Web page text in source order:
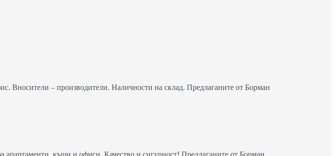
Вносители – производители. Наличности на склад. Предлаганите от Борман
къщи и офиси. Качество и сигурност! Предлаганите от Борман